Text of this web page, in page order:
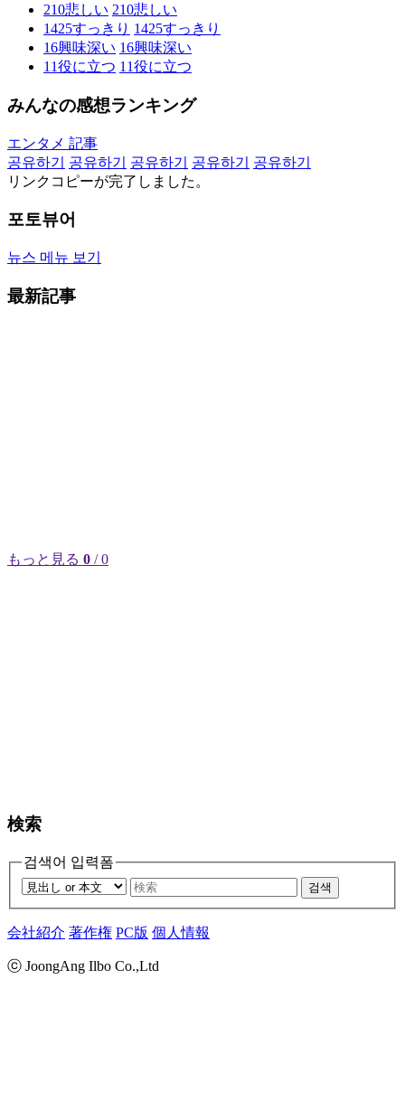
210悲しい 210悲しい
1425すっきり 1425すっきり
16興味深い 16興味深い
11役に立つ 11役に立つ
みんなの感想ランキング
エンタメ 記事
공유하기
공유하기 공유하기 공유하기
공유하기
リンクコピーが完了しました。
포토뷰어
뉴스 메뉴 보기
最新記事
もっと見る 0 / 0
検索
검색어 입력폼
검색
会社紹介 著作権 PC版 個人情報
ⓒ JoongAng Ilbo Co.,Ltd